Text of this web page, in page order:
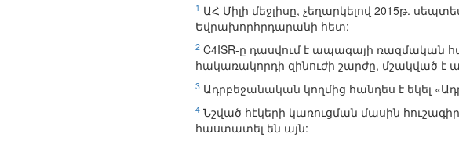
1 ԱՀ Միլի մեջլիսը, չեղարկելով 2015թ.
Եվրախորհրդարանի հետ:
2 C4ISR-ը դասվում է ապագայի ռազմական
հակառակորդի զինուժի շարժը, մշակված է
3 Ադրբեջանական կողմից հանդես է եկել
4 Նշված հէկերի կառուցման մասին
հաստատել են այն: